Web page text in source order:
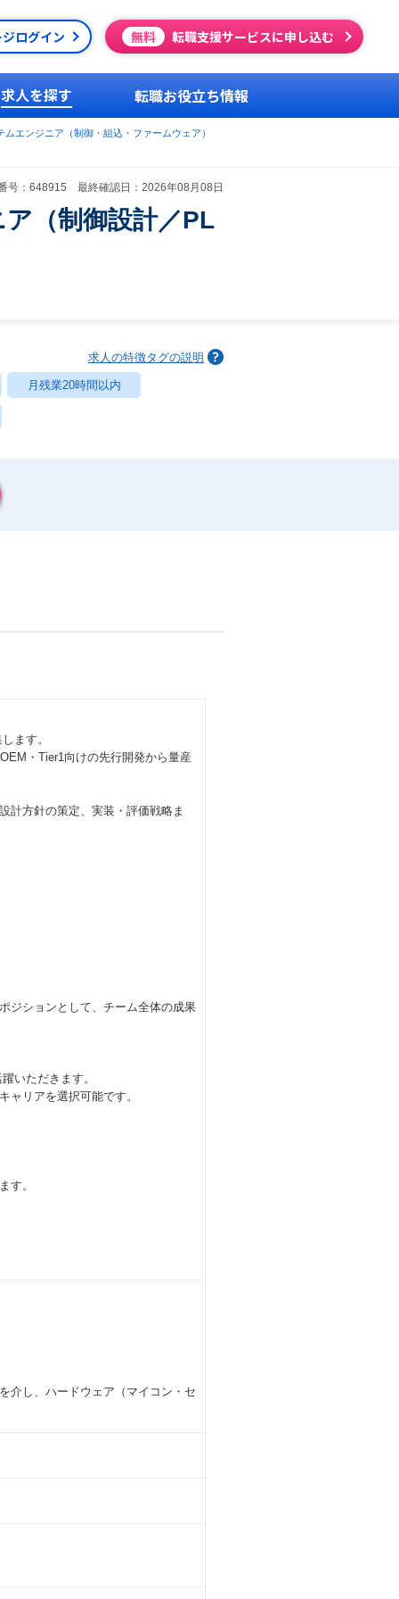
ログイン 無料 転職支援サービスに申し込む
求人を探す 転職お役立ち情報
ムエンジニア（制御・組込・ファームウェア）
号：648915 最終確認日：2026年08月08日
（制御設計／PL
求人の特徴タグの説明
月残業20時間以内
ます。
・Tier1向けの先行開発から量産
計方針の策定、実装・評価戦略ま
ジションとして、チーム全体の成果
いただきます。
ャリアを選択可能です。
す。
介し、ハードウェア（マイコン・セ